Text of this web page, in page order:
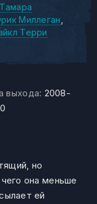
Тамара
Миллеган
Терри
выхода: 2008-
но
она меньше
ей